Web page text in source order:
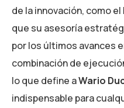
de la innovación, como el
que su asesoría
por los últimos avances
combinación de
lo que define aWario
indispensable para